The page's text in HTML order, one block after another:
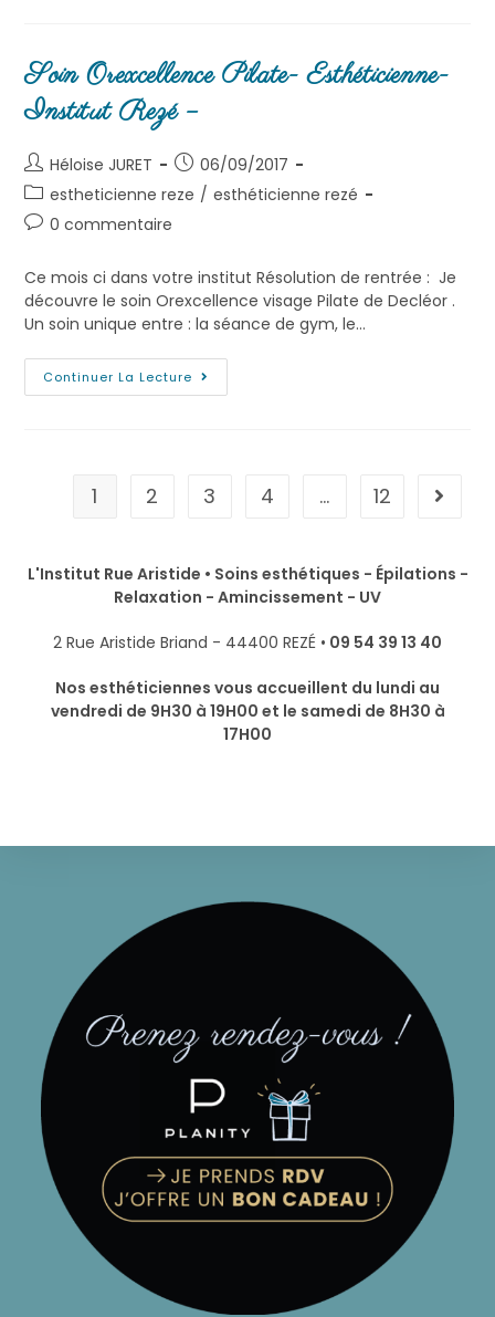
Soin Orexcellence Pilate- Esthéticienne-
Institut Rezé –
Héloise JURET
06/09/2017
estheticienne reze / esthéticienne rezé
0 commentaire
Ce mois ci dans votre institut Résolution de rentrée : Je
découvre le soin Orexcellence visage Pilate de Decléor .
Un soin unique entre : la séance de gym, le…
Continuer La Lecture
1 2 3 4 … 12
L'Institut Rue Aristide • Soins esthétiques - Épilations -
Relaxation - Amincissement - UV
2 Rue Aristide Briand - 44400 REZÉ • 09 54 39 13 40
Nos esthéticiennes vous accueillent du lundi au
vendredi de 9H30 à 19H00 et le samedi de 8H30 à
17H00